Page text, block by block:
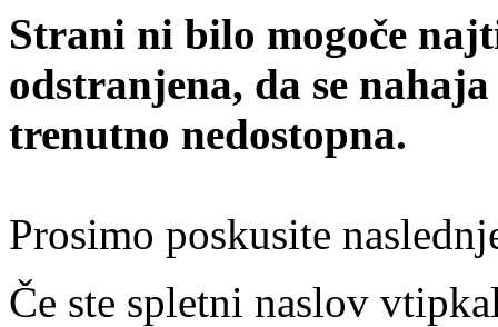
Strani ni bilo mogoče
odstranjena, da se
trenutno nedostopna.
Prosimo poskusite
Če ste spletni naslov